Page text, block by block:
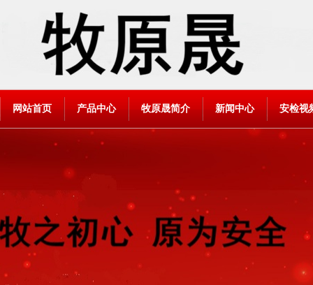
网站首页 产品中心 牧原晟简介 新闻中心 安检视